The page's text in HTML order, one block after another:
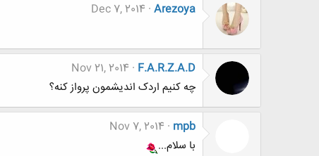
Arezoya
Dec 7, 2014
F.A.R.Z.A.D
Nov 21, 2014
چه کنیم اردک اندیشمون پرواز کنه؟
mpb
Nov 7, 2014
با سلام...